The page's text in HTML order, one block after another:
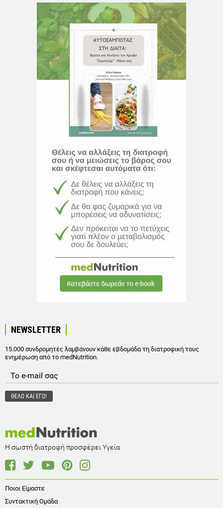
NEWSLETTER
15.000 συνδρομητές λαμβάνουν κάθε εβδομάδα τη διατροφική τους
ενημέρωση από το medNutrition.
Η σωστή διατροφή προσφέρει Υγεία
Ποιοι Είμαστε
Συντακτική Ομάδα